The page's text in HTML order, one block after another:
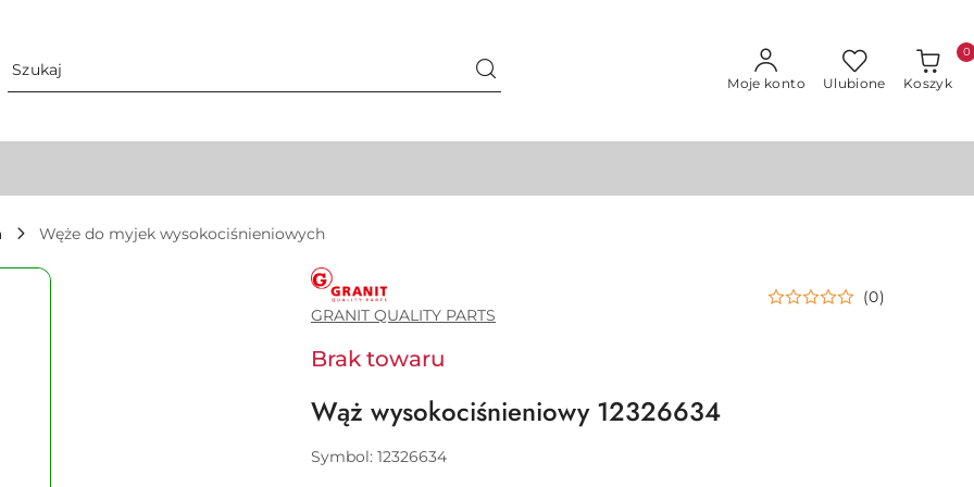
Moje konto Ulubione Koszyk
0
Węże do myjek wysokociśnieniowych
GRANIT
QUALITY
PARTS
GRANIT QUALITY PARTS
(0)
Brak towaru
Wąż wysokociśnieniowy 12326634
Symbol: 12326634